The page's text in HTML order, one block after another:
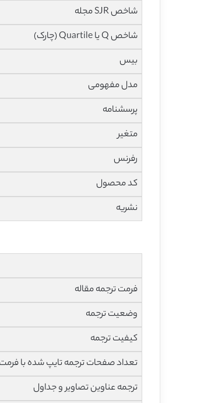
شاخص SJR مجله
شاخص Q یا Quartile (چارک)
بیس
مدل مفهومی
پرسشنامه
متغیر
رفرنس
کد محصول
نشریه
فرمت ترجمه مقاله
وضعیت ترجمه
کیفیت ترجمه
تعداد صفحات ترجمه تایپ شده با فرمت
ترجمه عناوین تصاویر و جداول